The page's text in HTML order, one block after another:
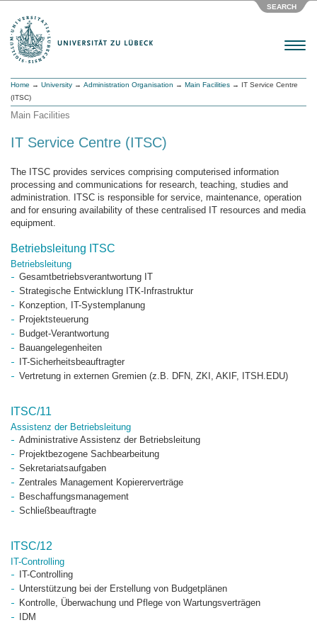
SEARCH
Menu
Home → University → Administration Organisation → Main Facilities → IT Service Centre
(ITSC)
Main Facilities
IT Service Centre (ITSC)
The ITSC provides services comprising computerised information
processing and communications for research, teaching, studies and
administration. ITSC is responsible for service, maintenance, operation
and for ensuring availability of these centralised IT resources and media
equipment.
Betriebsleitung ITSC
Betriebsleitung
Gesamtbetriebsverantwortung IT
Strategische Entwicklung ITK-Infrastruktur
Konzeption, IT-Systemplanung
Projektsteuerung
Budget-Verantwortung
Bauangelegenheiten
IT-Sicherheitsbeauftragter
Vertretung in externen Gremien (z.B. DFN, ZKI, AKIF, ITSH.EDU)
ITSC/11
Assistenz der Betriebsleitung
Administrative Assistenz der Betriebsleitung
Projektbezogene Sachbearbeitung
Sekretariatsaufgaben
Zentrales Management Kopiererverträge
Beschaffungsmanagement
Schließbeauftragte
ITSC/12
IT-Controlling
IT-Controlling
Unterstützung bei der Erstellung von Budgetplänen
Kontrolle, Überwachung und Pflege von Wartungsverträgen
IDM